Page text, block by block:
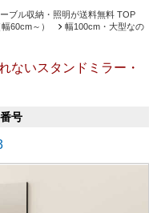
ブル収納・照明が送料無料 TOP
60cm～）
幅100cm・大型なの
ないスタンドミラー・
号